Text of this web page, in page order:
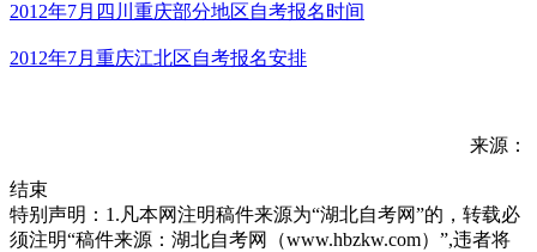
2012年7月四川重庆部分地区自考报名时间
2012年7月重庆江北区自考报名安排
来源：
结束
特别声明：1.凡本网注明稿件来源为“湖北自考网”的，转载必
须注明“稿件来源：湖北自考网（www.hbzkw.com）”,违者将